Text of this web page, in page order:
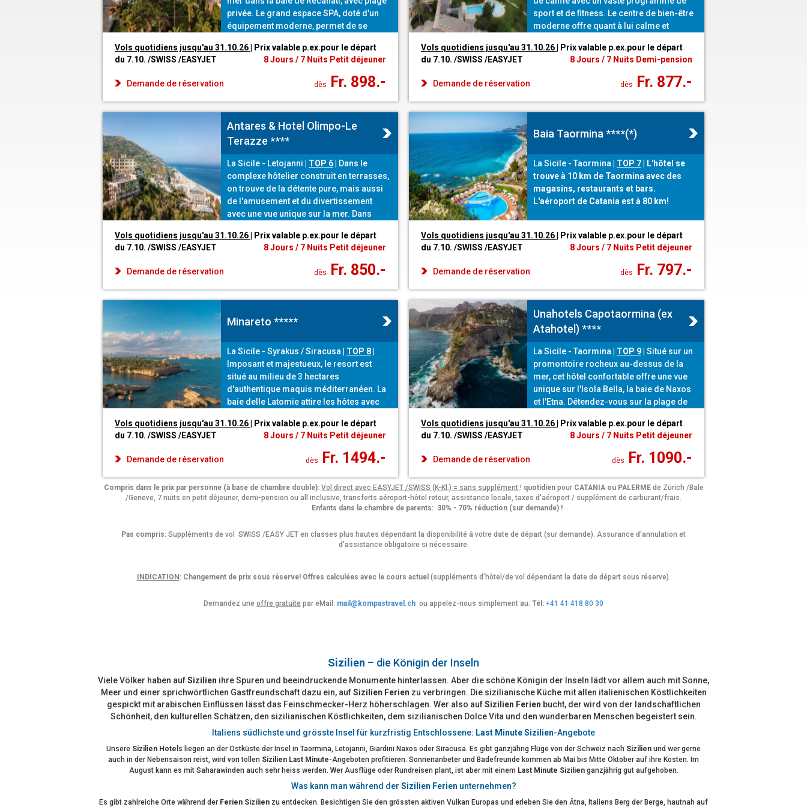
privée. Le grand espace SPA, doté d'un
équipement moderne, permet de se
calme et la détente sans vouloir renoncer
à la proximité de la ville s'y sentent bien.
Vols quotidiens jusqu'au 31.10.26
| Prix valable p.ex.pour le départ
du 7.10. /SWISS /EASYJET
8 Jours / 7 Nuits Petit déjeuner
Demande de réservation dès Fr. 898.-
sport et de fitness. Le centre de bien-être
moderne offre quant à lui calme et
divertissement varié complète l'offre.
Vols quotidiens jusqu'au 31.10.26
| Prix valable p.ex.pour le départ
du 7.10. /SWISS /EASYJET
8 Jours / 7 Nuits Demi-pension
Demande de réservation dès Fr. 877.-
Antares & Hotel Olimpo-Le
Terazze ****
La Sicile - Letojanni TOP 6|
Dans le
complexe hôtelier construit en terrasses,
on trouve de la détente pure, mais aussi
de l'amusement et du divertissement
avec une vue unique sur la mer. Dans
quête de calme peuvent se détendre
grâce à des programmes de soins
Vols quotidiens jusqu'au 31.10.26
| Prix valable p.ex.pour le départ
du 7.10. /SWISS /EASYJET
8 Jours / 7 Nuits Petit déjeuner
Demande de réservation dès Fr. 850.-
Baia Taormina ****(*)
La Sicile - Taormina TOP 7|
L'hôtel se
trouve à 10 km de Taormina avec des
magasins, restaurants et bars.
L'aéroport de Catania est à 80 km!
Vols quotidiens jusqu'au 31.10.26
| Prix valable p.ex.pour le départ
du 7.10. /SWISS /EASYJET
8 Jours / 7 Nuits Petit déjeuner
Demande de réservation dès Fr. 797.-
Minareto *****
La Sicile - Syrakus / Siracusa TOP 8|
Imposant et majestueux, le resort est
situé au milieu de 3 hectares
d'authentique maquis méditerranéen. La
baie delle Latomie attire les hôtes avec
blanc. Les restaurants et les bars
proposent des spécialités culinaires
Vols quotidiens jusqu'au 31.10.26
| Prix valable p.ex.pour le départ
du 7.10. /SWISS /EASYJET
8 Jours / 7 Nuits Petit déjeuner
Demande de réservation dès Fr. 1494.-
Unahotels Capotaormina (ex
Atahotel) ****
La Sicile - Taormina TOP 9| Situé sur un
promontoire rocheux au-dessus de la
mer, cet hôtel confortable offre une vue
unique sur l'Isola Bella, la baie de Naxos
et l'Etna. Détendez-vous sur la plage de
Vols quotidiens jusqu'au 31.10.26
| Prix valable p.ex.pour le départ
du 7.10. /SWISS /EASYJET
8 Jours / 7 Nuits Petit déjeuner
Demande de réservation dès Fr. 1090.-
Compris dans le prix par personne (à base de chambre double): Vol direct avec EASYJET /SWISS (K-Kl.) = sans supplément ! quotidienpourCATANIA ou PALERMEde Zürich /Bale
/Geneve, 7 nuits en petit déjeuner, demi-pension ou all inclusive, transferts aéroport-hôtel retour, assistance locale, taxes d'aéroport / supplément de carburant/frais.
Enfants dans la chambre de parents: 30% - 70% réduction (sur demande) !
Pas compris: Suppléments de vol SWISS /EASY JET en classes plus hautes dépendant la disponibilité à votre date de départ (sur demande). Assurance d'annulation et
d'assistance obligatoire si nécessaire.
INDICATION : Changement de prix sous réserve! Offres calculées avec le cours actuel (suppléments d'hôtel/de vol dépendant la date de départ sous réserve).
Demandez une offre gratuite par eMail: mail@kompastravel.ch ou appelez-nous simplement au: Tél: +41 41 418 80 30
Sizilien – die Königin der Inseln
Viele Völker haben aufSizilien ihre Spuren und beeindruckende Monumente hinterlassen. Aber die schöne Königin der Inseln lädt vor allem auch mit Sonne,
Meer und einer sprichwörtlichen Gastfreundschaft dazu ein, aufSizilien Ferien zu verbringen. Die sizilianische Küche mit allen italienischen Köstlichkeiten
gespickt mit arabischen Einflüssen lässt das Feinschmecker-Herz höherschlagen. Wer also aufSizilien Ferien bucht, der wird von der landschaftlichen
Schönheit, den kulturellen Schätzen, den sizilianischen Köstlichkeiten, dem sizilianischen Dolce Vita und den wunderbaren Menschen begeistert sein.
Italiens südlichste und grösste Insel für kurzfristig Entschlossene: Last Minute Sizilien-Angebote
Unsere Sizilien Hotels liegen an der Ostküste der Insel in Taormina, Letojanni, Giardini Naxos oder Siracusa. Es gibt ganzjährig Flüge von der Schweiz nach Sizilien und wer gerne
auch in der Nebensaison reist, wird von tollen Sizilien Last Minute-Angeboten profitieren. Sonnenanbeter und Badefreunde kommen ab Mai bis Mitte Oktober auf ihre Kosten. Im
August kann es mit Saharawinden auch sehr heiss werden. Wer Ausflüge oder Rundreisen plant, ist aber mit einem Last Minute Sizilienganzjährig gut aufgehoben.
Was kann man während der Sizilien Ferien unternehmen?
Es gibt zahlreiche Orte während der Ferien Sizilien zu entdecken. Besichtigen Sie den grössten aktiven Vulkan Europas und erleben Sie den Ätna, Italiens Berg der Berge, hautnah auf